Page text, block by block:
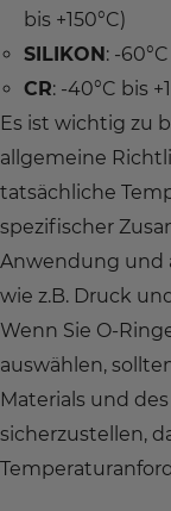
bis +150°C)
SILIKON: -
CR: -40°C bis
Es ist wichtig zu
allgemeine
tatsächliche
spezifischer
Anwendung und
wie z.B. Druck
Wenn Sie O-
auswählen,
Materials und
sicherzustellen,